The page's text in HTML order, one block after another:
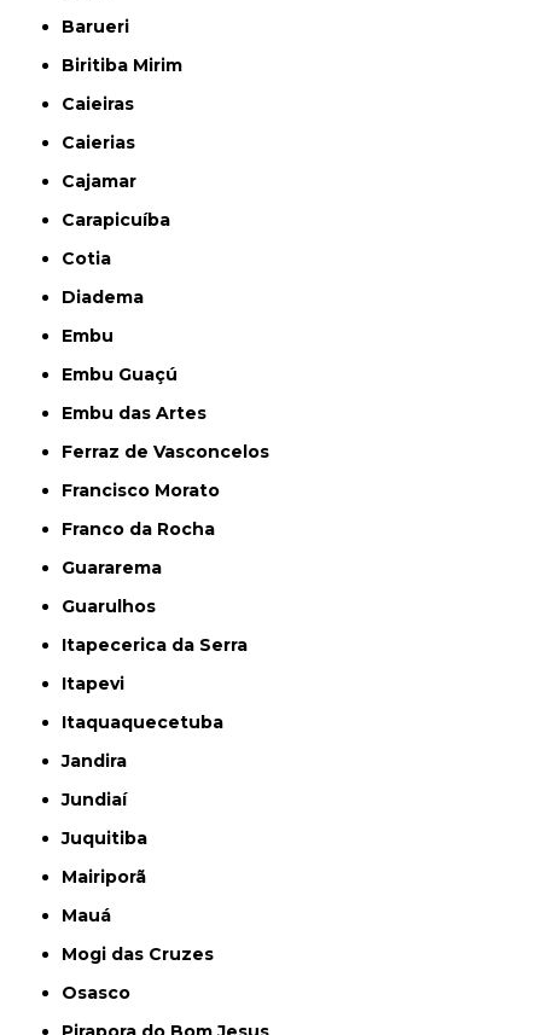
Barueri
Biritiba Mirim
Caieiras
Caierias
Cajamar
Carapicuíba
Cotia
Diadema
Embu
Embu Guaçú
Embu das Artes
Ferraz de Vasconcelos
Francisco Morato
Franco da Rocha
Guararema
Guarulhos
Itapecerica da Serra
Itapevi
Itaquaquecetuba
Jandira
Jundiaí
Juquitiba
Mairiporã
Mauá
Mogi das Cruzes
Osasco